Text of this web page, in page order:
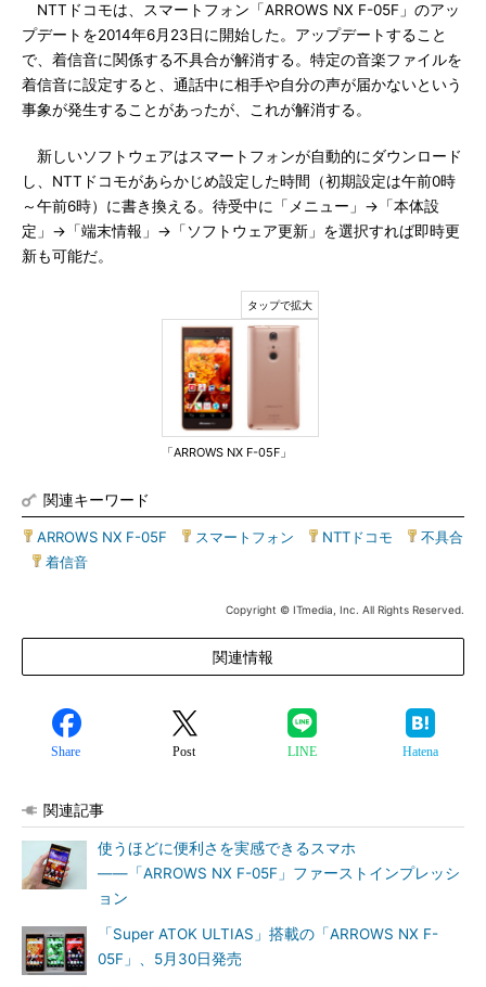
NTTドコモは、スマートフォン「ARROWS NX F-05F」のアッ
プデートを2014年6月23日に開始した。アップデートすること
で、着信音に関係する不具合が解消する。特定の音楽ファイルを
着信音に設定すると、通話中に相手や自分の声が届かないという
事象が発生することがあったが、これが解消する。
新しいソフトウェアはスマートフォンが自動的にダウンロード
し、NTTドコモがあらかじめ設定した時間（初期設定は午前0時
～午前6時）に書き換える。待受中に「メニュー」→「本体設
定」→「端末情報」→「ソフトウェア更新」を選択すれば即時更
新も可能だ。
「ARROWS NX F-05F」
関連キーワード
ARROWS NX F-05F スマートフォン NTTドコモ
不具合
着信音
Copyright © ITmedia, Inc. All Rights Reserved.
関連情報
Share Post LINE Hatena
関連記事
使うほどに便利さを実感できるスマホ
――「ARROWS NX F-05F」ファーストインプレッシ
ョン
「Super ATOK ULTIAS」搭載の「ARROWS NX F-
05F」、5月30日発売